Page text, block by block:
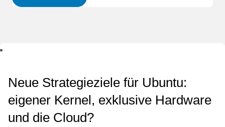
Neue Strategieziele für Ubuntu:
eigener Kernel, exklusive Hardware
und die Cloud?